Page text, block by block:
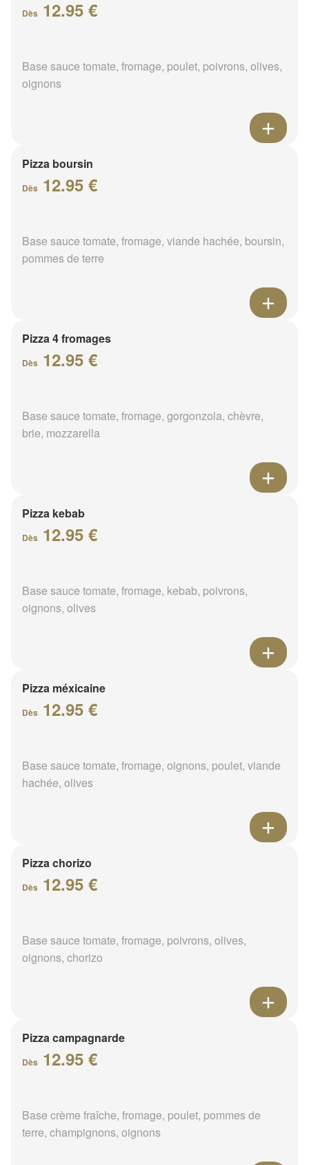
Dès 12.95 €
Base sauce tomate, fromage, poulet, poivrons, olives,
oignons
Pizza boursin
Dès 12.95 €
Base sauce tomate, fromage, viande hachée, boursin,
pommes de terre
Pizza 4 fromages
Dès 12.95 €
Base sauce tomate, fromage, gorgonzola, chèvre,
brie, mozzarella
Pizza kebab
Dès 12.95 €
Base sauce tomate, fromage, kebab, poivrons,
oignons, olives
Pizza méxicaine
Dès 12.95 €
Base sauce tomate, fromage, oignons, poulet, viande
hachée, olives
Pizza chorizo
Dès 12.95 €
Base sauce tomate, fromage, poivrons, olives,
oignons, chorizo
Pizza campagnarde
Dès 12.95 €
Base crème fraîche, fromage, poulet, pommes de
terre, champignons, oignons